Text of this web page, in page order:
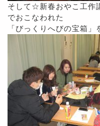
そして☆新春おやこ工作
でおこなわれた
「びっくりへびの宝箱」